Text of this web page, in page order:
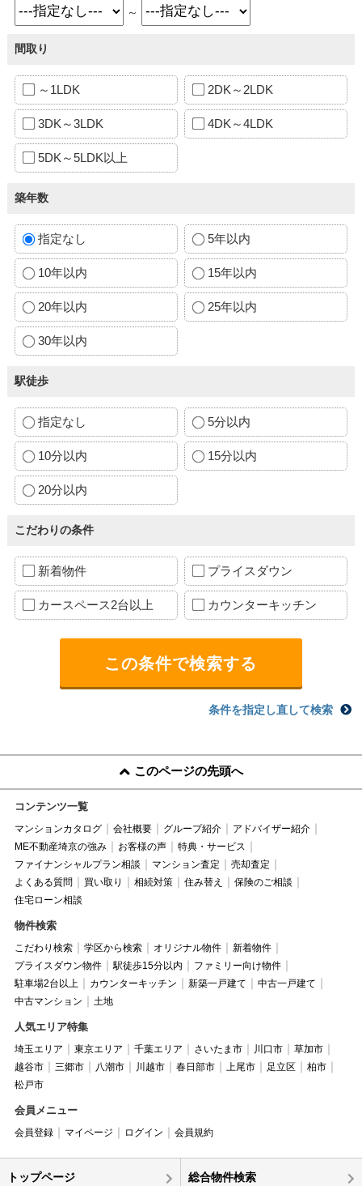
～
間取り
～1LDK 2DK～2LDK
3DK～3LDK 4DK～4LDK
5DK～5LDK以上
築年数
指定なし 5年以内
10年以内 15年以内
20年以内 25年以内
30年以内
駅徒歩
指定なし 5分以内
10分以内 15分以内
20分以内
こだわりの条件
新着物件 プライスダウン
カースペース2台以上 カウンターキッチン
条件を指定し直して検索
このページの先頭へ
コンテンツ一覧
マンションカタログ 会社概要 グループ紹介
アドバイザー紹介
ME不動産埼京の強み
お客様の声
特典・サービス
ファイナンシャルプラン相談
マンション査定
売却査定
よくある質問
買い取り 相続対策 住み替え
保険のご相談
住宅ローン相談
物件検索
こだわり検索 学区から検索 オリジナル物件
新着物件
プライスダウン物件
駅徒歩15分以内
ファミリー向け物件
駐車場2台以上
カウンターキッチン 新築一戸建て
中古一戸建て
中古マンション
土地
人気エリア特集
埼玉エリア 東京エリア 千葉エリア さいたま市 川口市
草加市
越谷市
三郷市 八潮市 川越市 春日部市 上尾市 足立区
柏市
松戸市
会員メニュー
会員登録 マイページ ログイン 会員規約
トップページ 総合物件検索